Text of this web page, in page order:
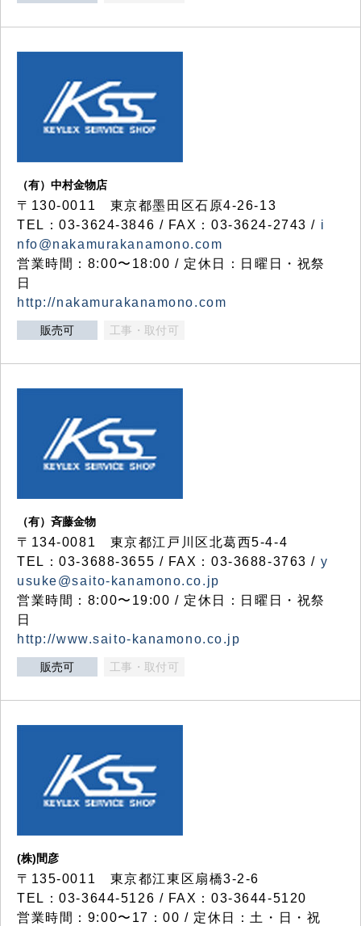
（有）中村金物店
〒130-0011 東京都墨田区石原4-26-13
TEL：03-3624-3846 / FAX：03-3624-2743 / i
nfo@nakamurakanamono.com
営業時間：8:00〜18:00 / 定休日：日曜日・祝祭
日
http://nakamurakanamono.com
販売可 工事・取付可
（有）斉藤金物
〒134-0081 東京都江戸川区北葛西5-4-4
TEL：03-3688-3655 / FAX：03-3688-3763 / y
usuke@saito-kanamono.co.jp
営業時間：8:00〜19:00 / 定休日：日曜日・祝祭
日
http://www.saito-kanamono.co.jp
販売可 工事・取付可
(株)間彦
〒135-0011 東京都江東区扇橋3-2-6
TEL：03-3644-5126 / FAX：03-3644-5120
営業時間：9:00〜17：00 / 定休日：土・日・祝